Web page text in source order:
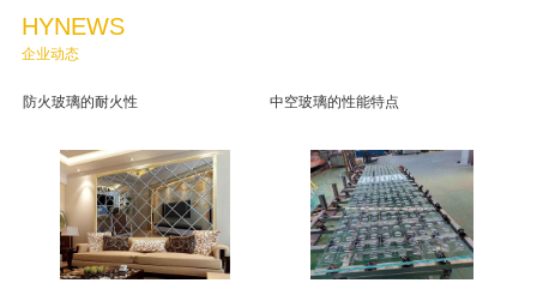
HYNEWS
企业动态
防火玻璃的耐火性 中空玻璃的性能特点